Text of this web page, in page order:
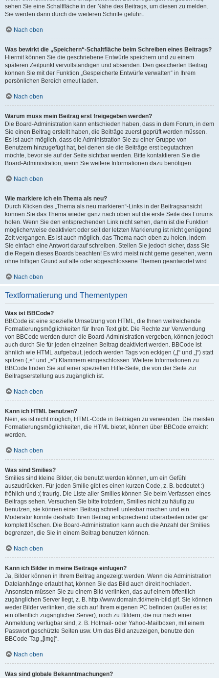
sehen Sie eine Schaltfläche in der Nähe des Beitrags, um diesen zu melden.
Sie werden dann durch die weiteren Schritte geführt.
Nach oben
Was bewirkt die „Speichern“-Schaltfläche beim Schreiben eines Beitrags?
Hiermit können Sie die geschriebene Entwürfe speichern und zu einem
späteren Zeitpunkt vervollständigen und absenden. Den gesicherten Beitrag
können Sie mit der Funktion „Gespeicherte Entwürfe verwalten“ in Ihrem
persönlichen Bereich erneut laden.
Nach oben
Warum muss mein Beitrag erst freigegeben werden?
Die Board-Administration kann entschieden haben, dass in dem Forum, in dem
Sie einen Beitrag erstellt haben, die Beiträge zuerst geprüft werden müssen.
Es ist auch möglich, dass die Administration Sie zu einer Gruppe von
Benutzern hinzugefügt hat, bei denen sie die Beiträge erst begutachten
möchte, bevor sie auf der Seite sichtbar werden. Bitte kontaktieren Sie die
Board-Administration, wenn Sie weitere Informationen dazu benötigen.
Nach oben
Wie markiere ich ein Thema als neu?
Durch Klicken des „Thema als neu markieren“-Links in der Beitragsansicht
können Sie das Thema wieder ganz nach oben auf die erste Seite des Forums
holen. Wenn Sie den entsprechenden Link nicht sehen, dann ist die Funktion
möglicherweise deaktiviert oder seit der letzten Markierung ist nicht genügend
Zeit vergangen. Es ist auch möglich, das Thema nach oben zu holen, indem
Sie einfach eine Antwort darauf schreiben. Stellen Sie jedoch sicher, dass Sie
die Regeln dieses Boards beachten! Es wird meist nicht gerne gesehen, wenn
ohne triftigen Grund auf alte oder abgeschlossene Themen geantwortet wird.
Nach oben
Textformatierung und Thementypen
Was ist BBCode?
BBCode ist eine spezielle Umsetzung von HTML, die Ihnen weitreichende
Formatierungsmöglichkeiten für Ihren Text gibt. Die Rechte zur Verwendung
von BBCode werden durch die Board-Administration vergeben, können jedoch
auch durch Sie für jeden einzelnen Beitrag deaktiviert werden. BBCode ist
ähnlich wie HTML aufgebaut, jedoch werden Tags von eckigen („[“ und „]“) statt
spitzen („<“ und „>“) Klammern eingeschlossen. Weitere Informationen zu
BBCode finden Sie auf einer speziellen Hilfe-Seite, die von der Seite zur
Beitragserstellung aus zugänglich ist.
Nach oben
Kann ich HTML benutzen?
Nein, es ist nicht möglich, HTML-Code in Beiträgen zu verwenden. Die meisten
Formatierungsmöglichkeiten, die HTML bietet, können über BBCode erreicht
werden.
Nach oben
Was sind Smilies?
Smilies sind kleine Bilder, die benutzt werden können, um ein Gefühl
auszudrücken. Für jeden Smilie gibt es einen kurzen Code, z. B. bedeutet :)
fröhlich und :( traurig. Die Liste aller Smilies können Sie beim Verfassen eines
Beitrags sehen. Versuchen Sie bitte trotzdem, Smilies nicht zu häufig zu
benutzen, sie können einen Beitrag schnell unlesbar machen und ein
Moderator könnte deshalb Ihren Beitrag entsprechend überarbeiten oder gar
komplett löschen. Die Board-Administration kann auch die Anzahl der Smilies
begrenzen, die Sie in einem Beitrag benutzen können.
Nach oben
Kann ich Bilder in meine Beiträge einfügen?
Ja, Bilder können in Ihrem Beitrag angezeigt werden. Wenn die Administration
Dateianhänge erlaubt hat, können Sie das Bild auch direkt hochladen.
Ansonsten müssen Sie zu einem Bild verlinken, das auf einem öffentlich
zugänglichen Server liegt, z. B. http://www.domain.tld/mein-bild.gif. Sie können
weder Bilder verlinken, die sich auf Ihrem eigenen PC befinden (außer es ist
ein öffentlich zugänglicher Server), noch zu Bildern, die nur nach einer
Anmeldung verfügbar sind, z. B. Hotmail- oder Yahoo-Mailboxen, mit einem
Passwort geschützte Seiten usw. Um das Bild anzuzeigen, benutze den
BBCode-Tag „[img]“.
Nach oben
Was sind globale Bekanntmachungen?